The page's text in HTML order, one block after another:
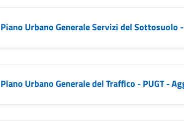
Piano Urbano Generale Servizi del Sottosuolo -
Piano Urbano Generale del Traffico - PUGT -